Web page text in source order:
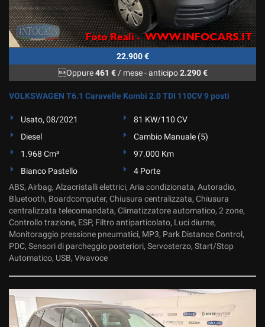
22.900 €
Oppure461 €/ mese-anticipo2.290 €
VOLKSWAGEN T6.1 Caravelle Kombi 2.0 TDI 110CV 9 posti
Usato, 08/2021
81 KW/110 CV
Diesel
Cambio Manuale (5)
1.968 Cm³
97.000 Km
Bianco Pastello
4 Porte
ABS, Airbag, Alzacristalli elettrici, Aria condizionata, Autoradio,
Bluetooth, Boardcomputer, Chiusura centralizzata, Chiusura
centralizzata telecomandata, Climatizzatore automatico, 2 zone,
Controllo trazione, ESP, Filtro antiparticolato, Luci diurne,
Monitoraggio pressione pneumatici, MP3, Park Distance Control,
PDC, Sensori di parcheggio posteriori, Servosterzo, Start/Stop
Automatico, USB, Vivavoce